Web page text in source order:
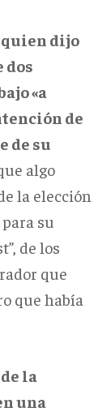
quien dijo
dos
«a
de
de su
algo
la elección
su
de los
que
que había
la
una